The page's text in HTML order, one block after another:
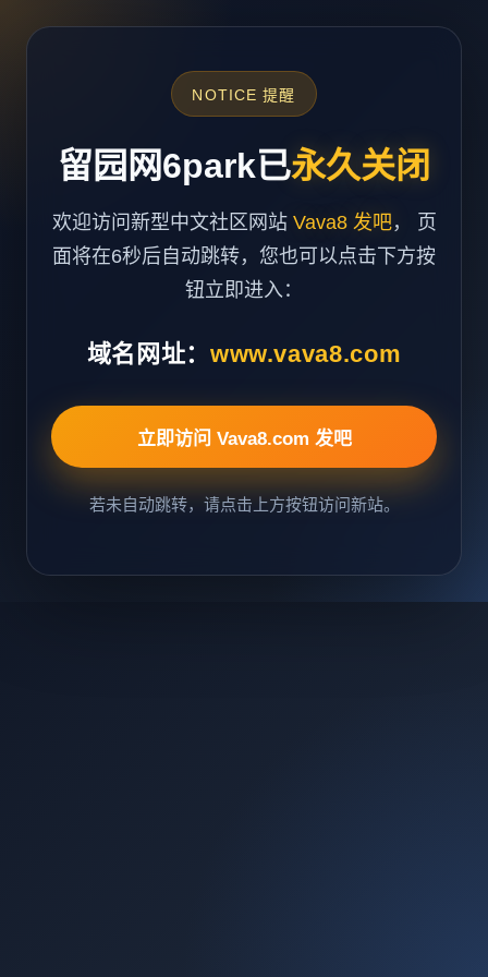
NOTICE 提醒
留园网6park已永久关闭
欢迎访问新型中文社区网站 Vava8 发吧， 页
面将在6秒后自动跳转，您也可以点击下方按
钮立即进入：
域名网址： www.vava8.com
立即访问 Vava8.com 发吧
若未自动跳转，请点击上方按钮访问新站。